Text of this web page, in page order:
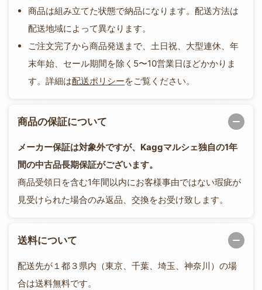
商品は組み立てた状態で納品になります。配送方法は
配送地域によって異なります。
ご注文完了から商品発送まで、土日祝、大型連休、年
末年始、セール期間を除く5〜10営業日ほどかかりま
す。詳細は配送ポリシーをご覧ください。
商品の保証について
メーカー保証は対象外ですが、Kaggマルシェ独自の1年
間の中古品長期保証がございます。
商品受領日を含む1年間以内にお客様事由ではない瑕疵が
見受けられた場合のみ返品、交換をお受け致します。
送料について
配送先が１都３県内（東京、千葉、埼玉、神奈川）の場
合は送料無料です。